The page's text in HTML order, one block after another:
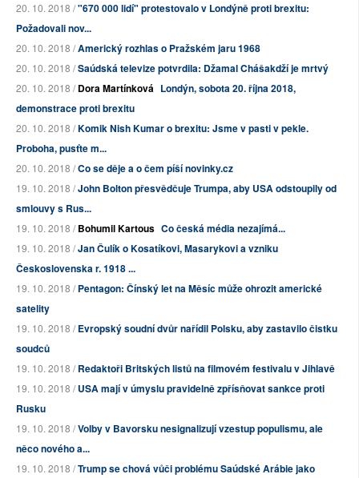
20. 10. 2018 /"670 000 lidí" protestovalo v Londýně proti brexitu:
Požadovali nov...
20. 10. 2018 /Americký rozhlas o Pražském jaru 1968
20. 10. 2018 /Saúdská televize potvrdila: Džamal Chášakdží je mrtvý
20. 10. 2018 /Dora Martínková Londýn, sobota 20. října 2018,
demonstrace proti brexitu
20. 10. 2018 /Komik Nish Kumar o brexitu: Jsme v pasti v pekle.
Proboha, pusťte m...
20. 10. 2018 /Co se děje a o čem píší novinky.cz
19. 10. 2018 /John Bolton přesvědčuje Trumpa, aby USA odstoupily od
smlouvy s Rus...
19. 10. 2018 /Bohumil Kartous Co česká média nezajímá...
19. 10. 2018 /Jan Čulík o Kosatíkovi, Masarykovi a vzniku
Československa r. 1918 ...
19. 10. 2018 /Pentagon: Čínský let na Měsíc může ohrozit americké
satelity
19. 10. 2018 /Evropský soudní dvůr nařídil Polsku, aby zastavilo čistku
soudců
19. 10. 2018 /Redaktoři Britských listů na filmovém festivalu v Jihlavě
19. 10. 2018 /USA mají v úmyslu pravidelně zpřísňovat sankce proti
Rusku
19. 10. 2018 /Volby v Bavorsku nesignalizují vzestup populismu, ale
něco nového a...
19. 10. 2018 /Trump se chová vůči problému Saúdské Arábie jako